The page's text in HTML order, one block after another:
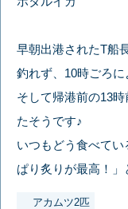
早朝出港されたT船
釣れず、10時ごろ
そして帰港前の13
たそうです♪
いつもどう食べて
ぱり炙りが最高！」
アカムツ2匹